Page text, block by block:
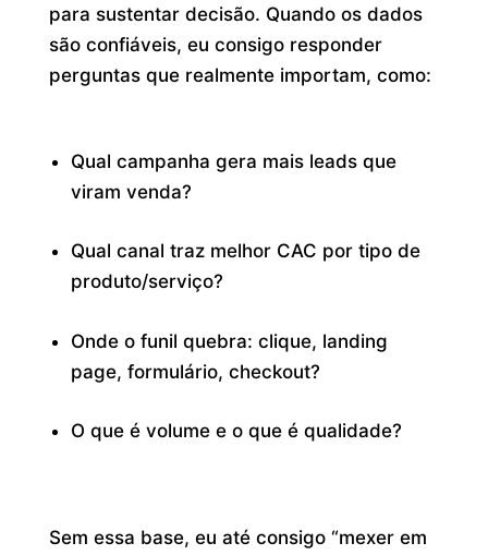
para sustentar decisão. Quando os dados
são confiáveis, eu consigo responder
perguntas que realmente importam, como:
Qual campanha gera mais leads que
viram venda?
Qual canal traz melhor CAC por tipo de
produto/serviço?
Onde o funil quebra: clique, landing
page, formulário, checkout?
O que é volume e o que é qualidade?
Sem essa base, eu até consigo “mexer em